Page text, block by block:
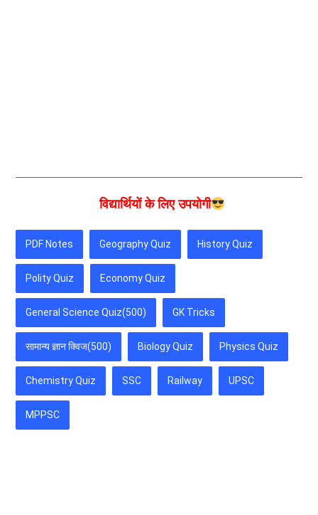
विद्यार्थियों के लिए उपयोगी
PDF Notes Geography Quiz History Quiz
Polity Quiz Economy Quiz
General Science Quiz(500) GK Tricks
सामान्य ज्ञान क्विज(500) Biology Quiz Physics Quiz
Chemistry Quiz SSC Railway UPSC
MPPSC